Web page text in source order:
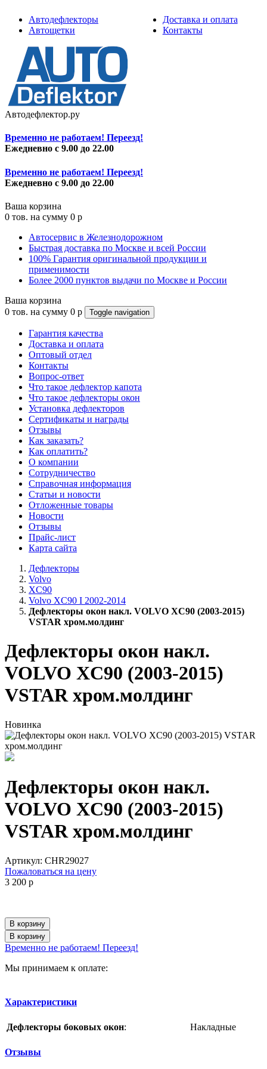
Автодефлекторы
Автощетки
Доставка и оплата
Контакты
Автодефлектор.ру
Временно не работаем! Переезд!
Ежедневно с 9.00 до 22.00
Временно не работаем! Переезд!
Ежедневно с 9.00 до 22.00
Ваша корзина
0 тов. на сумму 0 p
Автосервис в Железнодорожном
Быстрая доставка по Москве и всей России
100% Гарантия оригинальной продукции и
применимости
Более 2000 пунктов выдачи по Москве и России
Ваша корзина
0 тов. на сумму 0 p Toggle navigation
Гарантия качества
Доставка и оплата
Оптовый отдел
Контакты
Вопрос-ответ
Что такое дефлектор капота
Что такое дефлекторы окон
Установка дефлекторов
Сертификаты и награды
Отзывы
Как заказать?
Как оплатить?
О компании
Сотрудничество
Справочная информация
Статьи и новости
Отложенные товары
Новости
Отзывы
Прайс-лист
Карта сайта
Дефлекторы
Volvo
XC90
Volvo XC90 I 2002-2014
Дефлекторы окон накл. VOLVO XC90 (2003-2015)
VSTAR хром.молдинг
Дефлекторы окон накл.
VOLVO XC90 (2003-2015)
VSTAR хром.молдинг
Новинка
Дефлекторы окон накл.
VOLVO XC90 (2003-2015)
VSTAR хром.молдинг
Артикул: CHR29027
Пожаловаться на цену
3 200 p
В корзину
В корзину
Временно не работаем! Переезд!
Мы принимаем к оплате:
Характеристики
Дефлекторы боковых окон: Накладные
Отзывы